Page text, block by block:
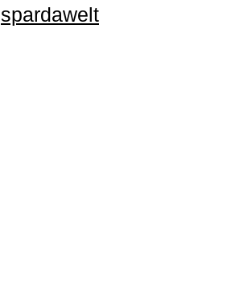
spardawelt